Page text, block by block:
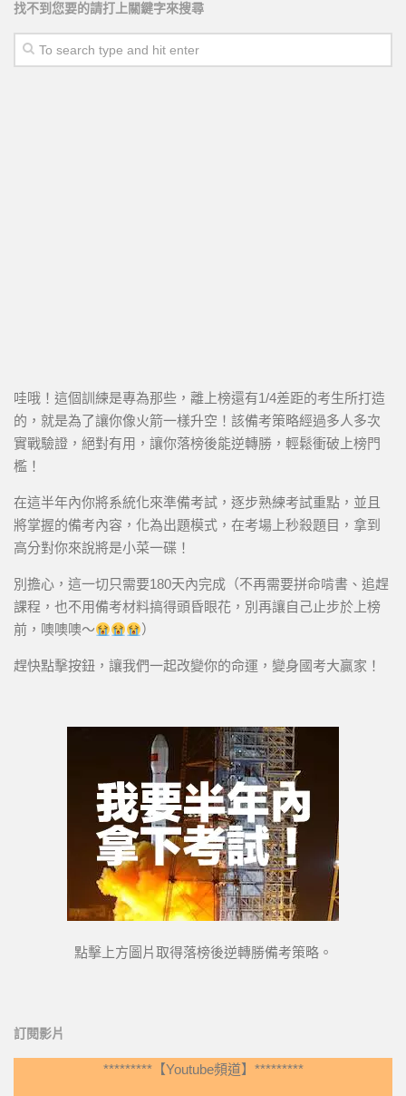
找不到您要的請打上關鍵字來搜尋
哇哦！這個訓練是專為那些，離上榜還有1/4差距的考生所打造
的，就是為了讓你像火箭一樣升空！該備考策略經過多人多次
實戰驗證，絕對有用，讓你落榜後能逆轉勝，輕鬆衝破上榜門
檻！
在這半年內你將系統化來準備考試，逐步熟練考試重點，並且
將掌握的備考內容，化為出題模式，在考場上秒殺題目，拿到
高分對你來說將是小菜一碟！
別擔心，這一切只需要180天內完成（不再需要拼命啃書、追趕
課程，也不用備考材料搞得頭昏眼花，別再讓自己止步於上榜
前，噢噢噢～
）
趕快點擊按鈕，讓我們一起改變你的命運，變身國考大贏家！
點擊上方圖片取得落榜後逆轉勝備考策略。
訂閱影片
*********【Youtube頻道】*********